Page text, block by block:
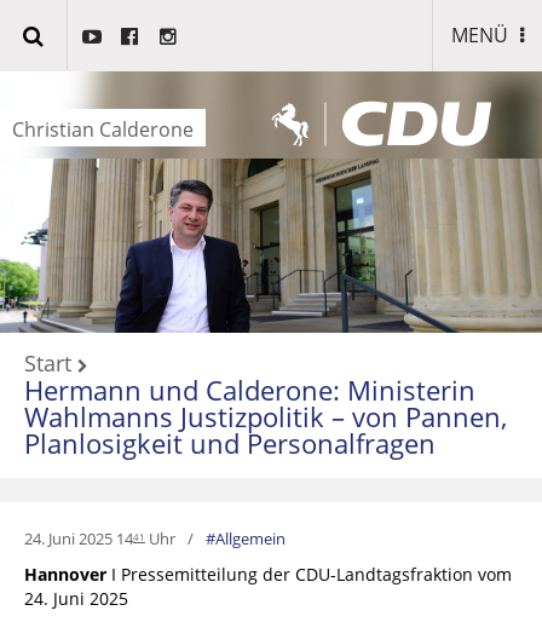
MENÜ
Christian Calderone
Start
Hermann und Calderone: Ministerin
Wahlmanns Justizpolitik – von Pannen,
Planlosigkeit und Personalfragen
24. Juni 2025 1441 Uhr Allgemein
Hannover I Pressemitteilung der CDU-Landtagsfraktion vom
24. Juni 2025